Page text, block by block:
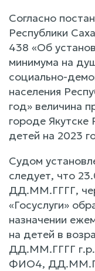
Согласно
Республики
438 «Об
минимума на
социально-
населения
год» величина
городе Якутске
детей на 2023
Судом
следует, что
ДД.ММ.ГГГГ,
«Госуслуги»
назначении
на детей в
ДД.ММ.ГГГГ
ФИО4,